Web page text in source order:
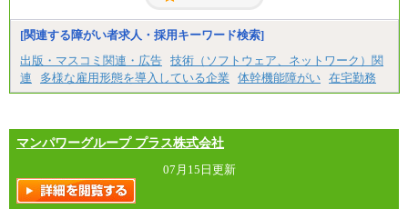
[関連する障がい者求人・採用キーワード検索]
出版・マスコミ関連・広告 技術（ソフトウェア、ネットワーク）関
連
多様な雇用形態を導入している企業 体幹機能障がい 在宅勤務
マンパワーグループ プラス株式会社
07月15日更新